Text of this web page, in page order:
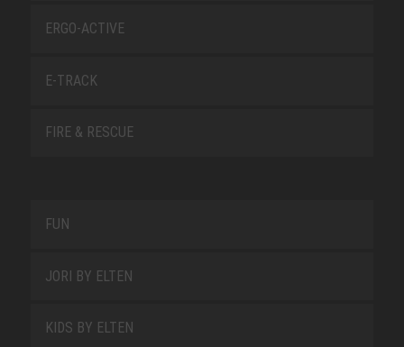
ERGO-ACTIVE
E-TRACK
FIRE & RESCUE
FUN
JORI BY ELTEN
KIDS BY ELTEN